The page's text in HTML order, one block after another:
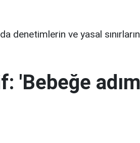
denetimlerin ve yasal sınırların
'Bebeğe